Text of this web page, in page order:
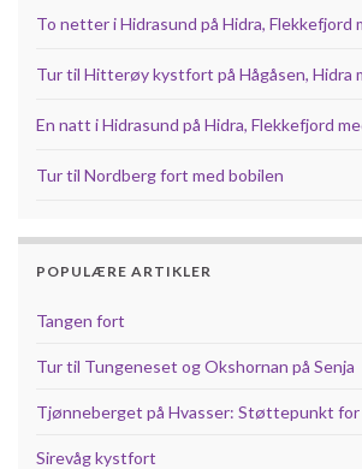
To netter i Hidrasund på Hidra, Flekkefjord
Tur til Hitterøy kystfort på Hågåsen, Hidra
En natt i Hidrasund på Hidra, Flekkefjord
Tur til Nordberg fort med bobilen
POPULÆRE ARTIKLER
Tangen fort
Tur til Tungeneset og Okshornan på Senja
Tjønneberget på Hvasser: Støttepunkt
Sirevåg kystfort